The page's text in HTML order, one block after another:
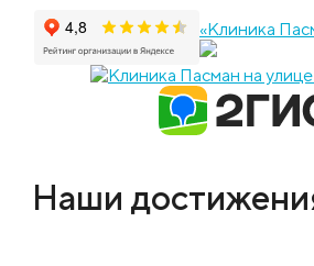
«Клиника
Наши